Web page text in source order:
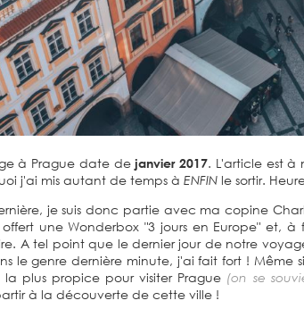
à Prague date dejanvier 2017. L'article est à
j'ai mis autant de temps à ENFIN le sortir.
je suis donc partie avec ma copine
une Wonderbox "3 jours en Europe" et, à
A tel point que le dernier jour de notre
le genre dernière minute, j'ai fait fort ! Même
plus propice pour visiter Prague (on se
à la découverte de cette ville !